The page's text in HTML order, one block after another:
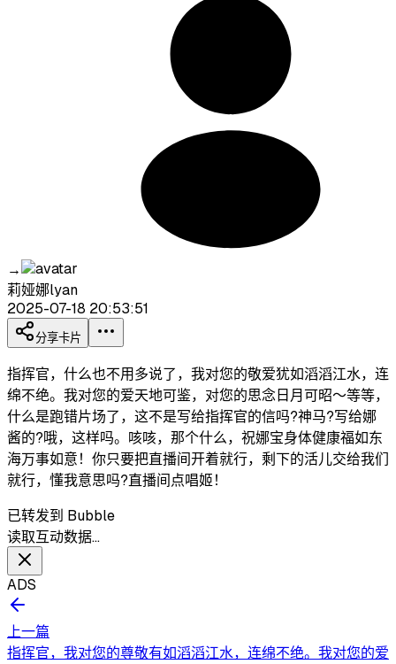
→
莉娅娜lyan
2025-07-18 20:53:51
分享卡片
指挥官，什么也不用多说了，我对您的敬爱犹如滔滔江水，连
绵不绝。我对您的爱天地可鉴，对您的思念日月可昭～等等，
什么是跑错片场了，这不是写给指挥官的信吗?神马?写给娜
酱的?哦，这样吗。咳咳，那个什么，祝娜宝身体健康福如东
海万事如意！你只要把直播间开着就行，剩下的活儿交给我们
就行，懂我意思吗?直播间点唱姬！
已转发到 Bubble
读取互动数据…
ADS
上一篇
指挥官，我对您的尊敬有如滔滔江水，连绵不绝。我对您的爱